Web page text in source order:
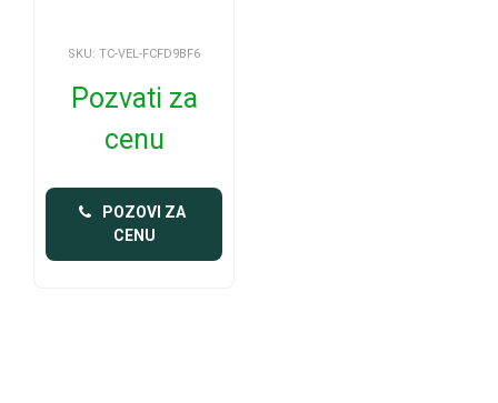
SKU: TC-VEL-FCFD9BF6
Pozvati za
cenu
POZOVI ZA
CENU